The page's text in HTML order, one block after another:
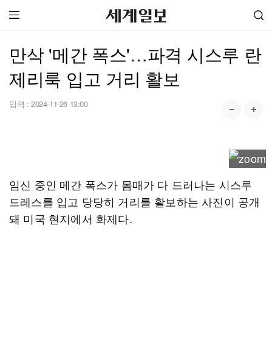
만삭 '메간 폭스'…파격 시스루 란
제리룩 입고 거리 활보
입력 : 2024-11-26 13:00
임신 중인 메간 폭스가 몸매가 다 드러나는 시스루
드레스를 입고 당당히 거리를 활보하는 사진이 공개
돼 미국 현지에서 화제다.